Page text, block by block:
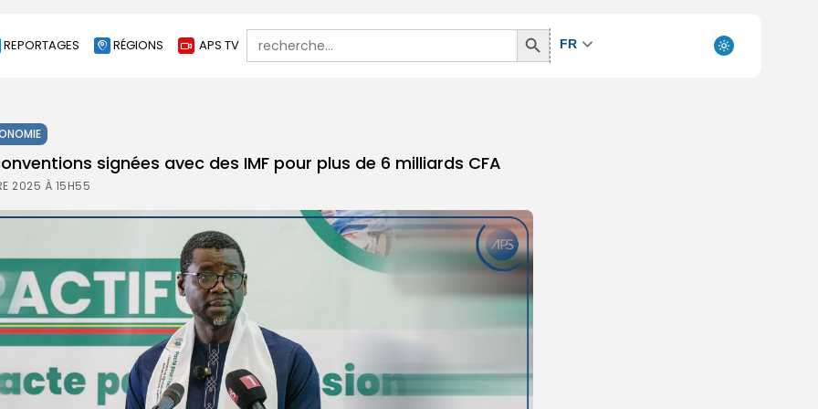
REPORTAGES RÉGIONS APS TV
Search
for:
Search
Button
FR
signées avec des IMF pour plus de 6 milliards CFA
2025 À 15H55